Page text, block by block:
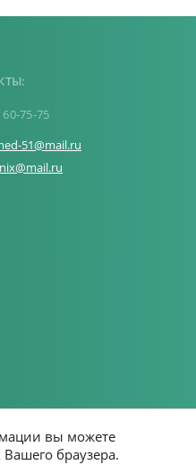
75-75
51@mail.ru
Создание сайта – Старт Икс
вы можете
браузера.